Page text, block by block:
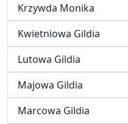
Krzywda Monika
Kwietniowa Gildia
Lutowa Gildia
Majowa Gildia
Marcowa Gildia